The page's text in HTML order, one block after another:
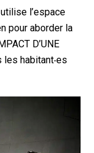
l’espace
pour aborder la
D’UNE
les habitant‧es